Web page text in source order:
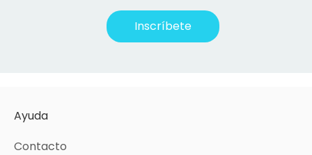
Inscríbete
Ayuda
Contacto